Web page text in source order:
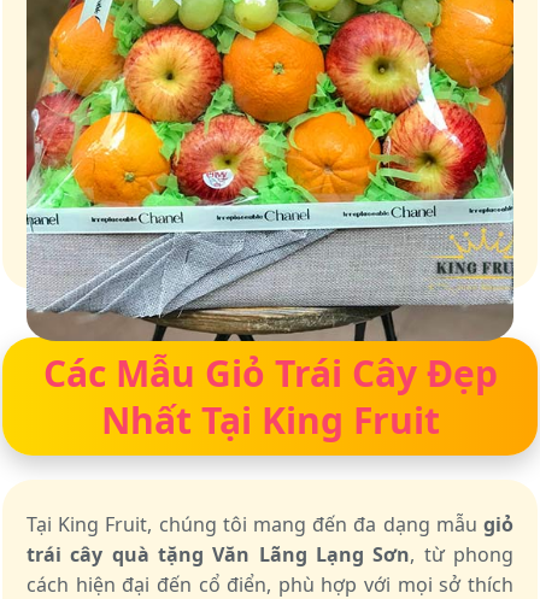
Giỏ quà – Tinh hoa từ trái cây tươi ngon
Các Mẫu Giỏ Trái Cây Đẹp
Nhất Tại King Fruit
Tại King Fruit, chúng tôi mang đến đa dạng mẫu giỏ
trái cây quà tặng Văn Lãng Lạng Sơn, từ phong
cách hiện đại đến cổ điển, phù hợp với mọi sở thích